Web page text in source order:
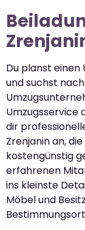
Du planst einen
und suchst
Umzugsservice
dir
Zrenjanin an,
kostengünstig
erfahrenen
ins kleinste
Möbel und